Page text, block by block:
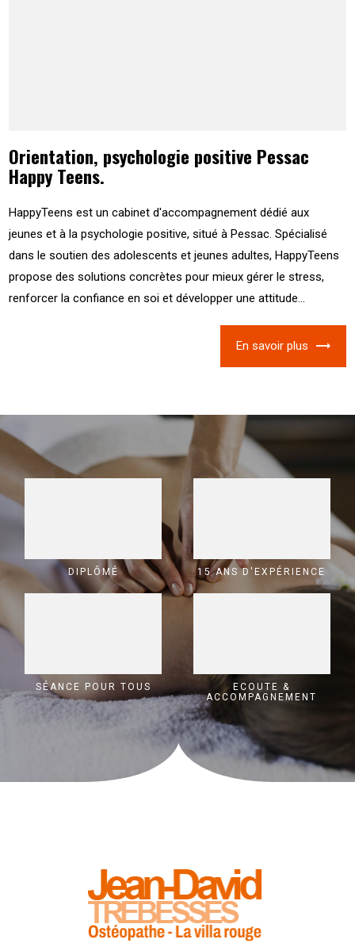
Orientation, psychologie positive Pessac
Happy Teens.
HappyTeens est un cabinet d'accompagnement dédié aux
jeunes et à la psychologie positive, situé à Pessac. Spécialisé
dans le soutien des adolescents et jeunes adultes, HappyTeens
propose des solutions concrètes pour mieux gérer le stress,
renforcer la confiance en soi et développer une attitude...
En savoir plus
DIPLÔMÉ 15 ANS D'EXPÉRIENCE
SÉANCE POUR TOUS
ECOUTE &
ACCOMPAGNEMENT